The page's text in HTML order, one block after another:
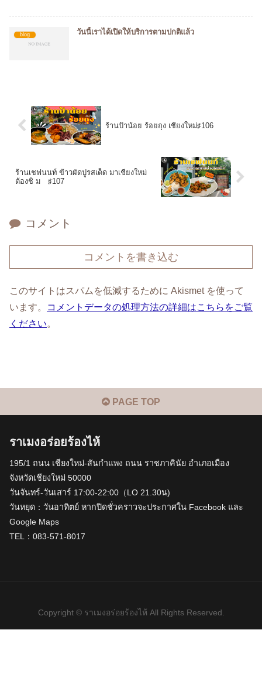
blog วันนี้เราได้เปิดให้บริการตามปกติแล้ว
ร้านป้าน้อย ร้อยถุง เชียงใหม่♯106
ร้านเชฟนนท์ ข้าวผัดปูรสเด็ด มาเชียงใหม่
ต้องชิ ม ♯107
コメント
コメントを書き込む
このサイトはスパムを低減するために Akismet を使って
います。
コメントデータの処理方法の詳細はこちらをご覧
ください。
PAGE TOP
ราเมงอร่อยร้องไห้
195/1 ถนน เชียงใหม่-สันกำแพง ถนน ราชภาคินัย อำเภอเมือง
จังหวัดเชียงใหม่ 50000
วันจันทร์-วันเสาร์ 17:00-22:00（LO 21.30น)
วันหยุด：วันอาทิตย์ หากปิดชั่วคราวจะประกาศใน Facebook และ
Google Maps
TEL：083-571-8017
Copyright © ราเมงอร่อยร้องไห้ All Rights Reserved.